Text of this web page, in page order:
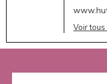
Voir